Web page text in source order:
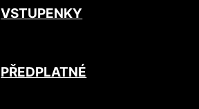
VSTUPENKY
PŘEDPLATNÉ